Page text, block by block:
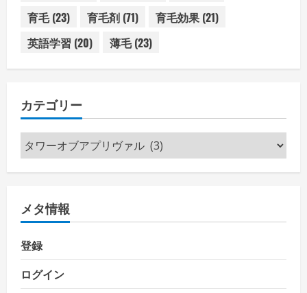
育毛(23) 育毛剤 (71) 育毛効果 (21)
英語学習 (20) 薄毛(23)
カテゴリー
カ
テ
ー
メタ情報
登録
ログイン